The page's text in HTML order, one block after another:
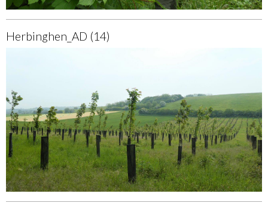
Herbinghen_AD (14)